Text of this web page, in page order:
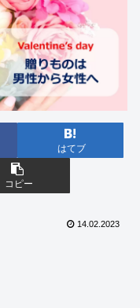
はてブ
コピー
14.02.2023